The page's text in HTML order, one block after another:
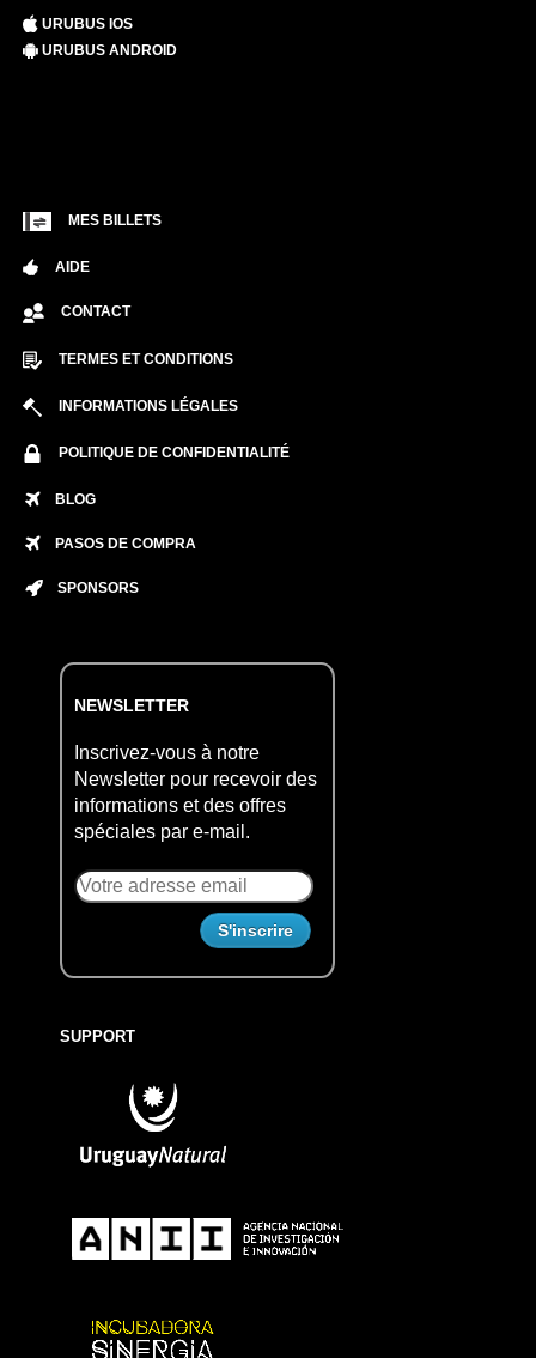
URUBUS IOS
URUBUS ANDROID
MES BILLETS
AIDE
CONTACT
TERMES ET CONDITIONS
INFORMATIONS LÉGALES
POLITIQUE DE CONFIDENTIALITÉ
BLOG
PASOS DE COMPRA
SPONSORS
NEWSLETTER
Inscrivez-vous à notre
Newsletter pour recevoir des
informations et des offres
spéciales par e-mail.
SUPPORT